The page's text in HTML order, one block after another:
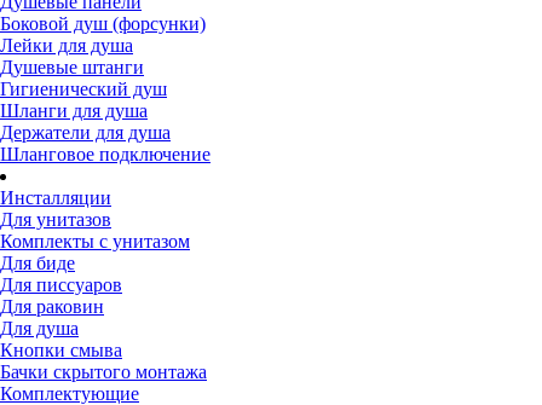
Боковой душ (форсунки)
Лейки для душа
Душевые штанги
Гигиенический душ
Шланги для душа
Держатели для душа
Шланговое подключение
Инсталляции
Для унитазов
Комплекты с унитазом
Для биде
Для писсуаров
Для раковин
Для душа
Кнопки смыва
Бачки скрытого монтажа
Комплектующие